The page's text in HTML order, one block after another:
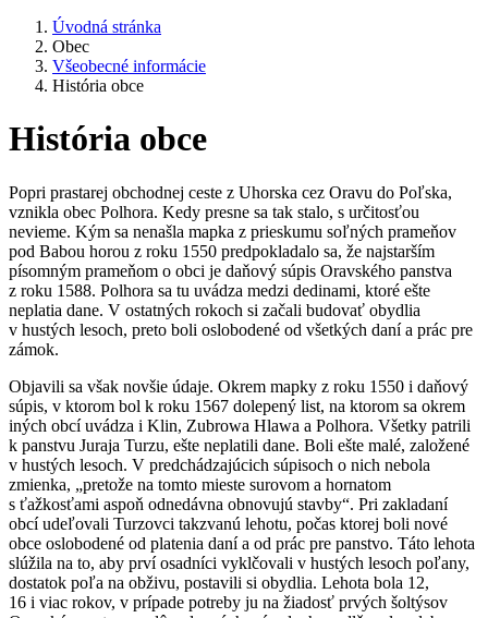
Úvodná stránka
Obec
Všeobecné informácie
História obce
História obce
Popri prastarej obchodnej ceste z Uhorska cez Oravu do Poľska,
vznikla obec Polhora. Kedy presne sa tak stalo, s určitosťou
nevieme. Kým sa nenašla mapka z prieskumu soľných prameňov
pod Babou horou z roku 1550 predpokladalo sa, že najstarším
písomným prameňom o obci je daňový súpis Oravského panstva
z roku 1588. Polhora sa tu uvádza medzi dedinami, ktoré ešte
neplatia dane. V ostatných rokoch si začali budovať obydlia
v hustých lesoch, preto boli oslobodené od všetkých daní a prác pre
zámok.
Objavili sa však novšie údaje. Okrem mapky z roku 1550 i daňový
súpis, v ktorom bol k roku 1567 dolepený list, na ktorom sa okrem
iných obcí uvádza i Klin, Zubrowa Hlawa a Polhora. Všetky patrili
k panstvu Juraja Turzu, ešte neplatili dane. Boli ešte malé, založené
v hustých lesoch. V predchádzajúcich súpisoch o nich nebola
zmienka, „pretože na tomto mieste surovom a hornatom
s ťažkosťami aspoň odnedávna obnovujú stavby“. Pri zakladaní
obcí udeľovali Turzovci takzvanú lehotu, počas ktorej boli nové
obce oslobodené od platenia daní a od prác pre panstvo. Táto lehota
slúžila na to, aby prví osadníci vyklčovali v hustých lesoch poľany,
dostatok poľa na obživu, postavili si obydlia. Lehota bola 12,
16 i viac rokov, v prípade potreby ju na žiadosť prvých šoltýsov